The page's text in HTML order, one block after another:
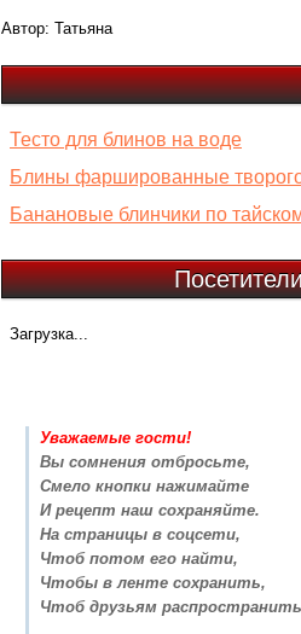
Автор: Татьяна
Тесто для блинов на воде
Блины фаршированные
Банановые блинчики по
Загрузка...
Уважаемые гости!
Вы сомнения отбросьте,
Смело кнопки нажимайте
И рецепт наш сохраняйте.
На страницы в соцсети,
Чтоб потом его найти,
Чтобы в ленте сохранить,
Чтоб друзьям